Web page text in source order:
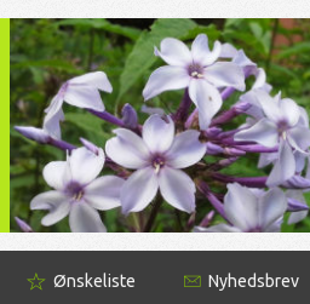
Ønskeliste Nyhedsbrev